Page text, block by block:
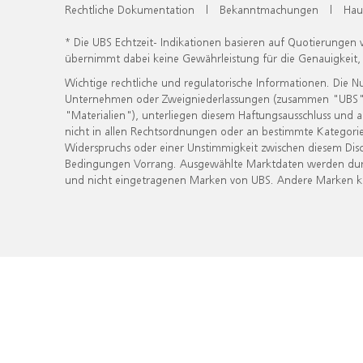
Rechtliche Dokumentation | Bekanntmachungen |
* Die UBS Echtzeit- Indikationen basieren auf
übernimmt dabei keine Gewährleistung für die
Wichtige rechtliche und regulatorische Informationen. Die
Unternehmen oder Zweigniederlassungen (zusammen
"Materialien"), unterliegen diesem Haftungsausschluss
nicht in allen Rechtsordnungen oder an bestimmte
Widerspruchs oder einer Unstimmigkeit zwischen diesem
Bedingungen Vorrang. Ausgewählte Marktdaten werden
und nicht eingetragenen Marken von UBS. Andere Marken